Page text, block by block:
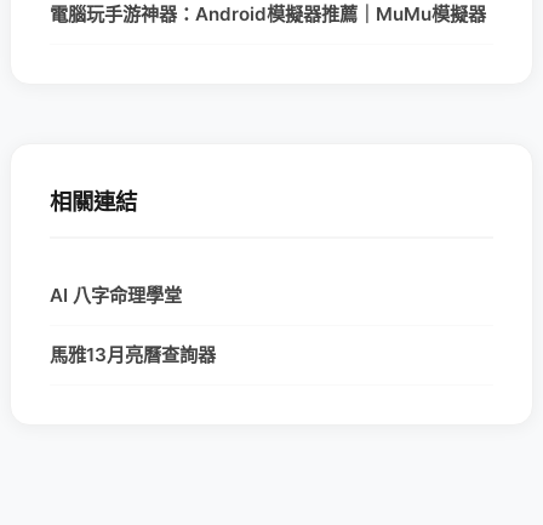
電腦玩手游神器：Android模擬器推薦｜MuMu模擬器
相關連結
AI 八字命理學堂
馬雅13月亮曆查詢器